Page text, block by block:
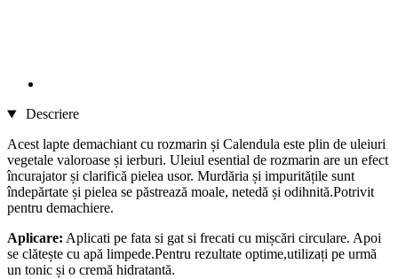
Descriere
Acest lapte demachiant cu rozmarin și Calendula este plin de uleiuri
vegetale valoroase și ierburi. Uleiul esential de rozmarin are un efect
încurajator și clarifică pielea usor. Murdăria și impuritățile sunt
îndepărtate și pielea se păstrează moale, netedă și odihnită.Potrivit
pentru demachiere.
Aplicare: Aplicati pe fata si gat si frecati cu mișcări circulare. Apoi
se clătește cu apă limpede.Pentru rezultate optime,utilizați pe urmă
un tonic și o cremă hidratantă.